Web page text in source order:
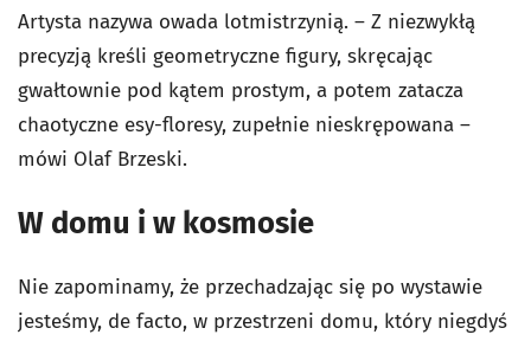
Artysta nazywa owada lotmistrzynią. – Z niezwykłą
precyzją kreśli geometryczne figury, skręcając
gwałtownie pod kątem prostym, a potem zatacza
chaotyczne esy-floresy, zupełnie nieskrępowana –
mówi Olaf Brzeski.
W domu i w kosmosie
Nie zapominamy, że przechadzając się po wystawie
jesteśmy, de facto, w przestrzeni domu, który niegdyś